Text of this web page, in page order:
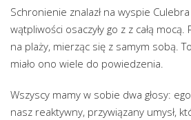
Schronienie znalazł na wyspie Culebra
wątpliwości osaczyły go z z całą
na plaży, mierząc się z samym sobą.
miało ono wiele do powiedzenia.
Wszyscy mamy w sobie dwa głosy:
nasz reaktywny, przywiązany umysł,